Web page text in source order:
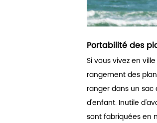
Portabilité des
Si vous vivez en
rangement des
ranger dans un sac
d'enfant. Inutile
sont fabriquées en